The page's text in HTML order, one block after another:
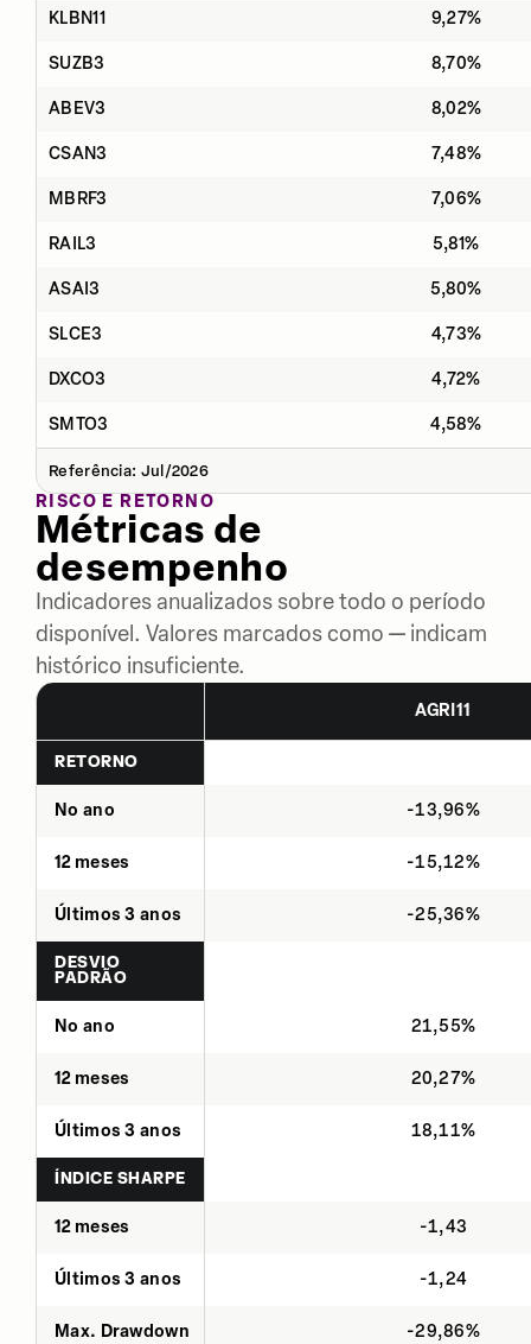
KLBN11 9,27%
SUZB3 8,70%
ABEV3 8,02%
CSAN3 7,48%
MBRF3 7,06%
RAIL3 5,81%
ASAI3 5,80%
SLCE3 4,73%
DXCO3 4,72%
SMTO3 4,58%
Referência: Jul/2026
RISCO E RETORNO
Métricas de
desempenho
Indicadores anualizados sobre todo o período
disponível. Valores marcados como — indicam
histórico insuficiente.
AGRI11
RETORNO
No ano -13,96%
12 meses -15,12%
Últimos 3 anos -25,36%
DESVIO
PADRÃO
No ano 21,55%
12 meses 20,27%
Últimos 3 anos 18,11%
ÍNDICE SHARPE
12 meses -1,43
Últimos 3 anos -1,24
Max. Drawdown -29,86%